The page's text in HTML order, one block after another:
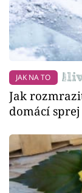
JAK NA TO
Jak
domácí